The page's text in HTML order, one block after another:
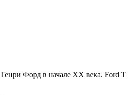
Генри Форд в начале ХХ века. Ford